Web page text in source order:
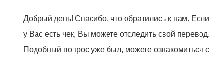
Добрый день! Спасибо, что обратились к нам. Если
у Вас есть чек, Вы можете отследить свой перевод.
Подобный вопрос уже был, можете ознакомиться с